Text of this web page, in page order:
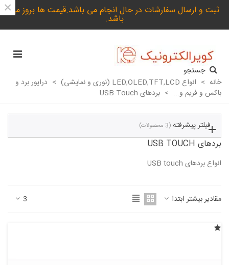
ثبت و ارسال سفارشات در حال انجام می باشد.قیمت ها بروز می
باشد.
×
جستجو
خانه > انواع LED,OLED,TFT,LCD (نوری و نمایشی) > درایور برد و
باکس و فریم و... > بردهای USB Touch
فیلتر پیشرفته (3 محصولات)
بردهای USB TOUCH
انواع بردهای USB touch
مقادیر بیشتر ابتدا 3